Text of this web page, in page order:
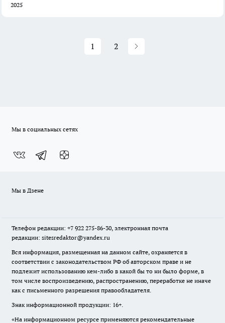
2025
1 2
Мы в социальных сетях
Мы в Дзене
Телефон редакции: +7 922 275-86-30, электронная почта
редакции: sitesredaktor@yandex.ru
Вся информация, размещенная на данном сайте, охраняется в
соответствии с законодательством РФ об авторском праве и не
подлежит использованию кем-либо в какой бы то ни было форме, в
том числе воспроизведению, распространению, переработке не иначе
как с письменного разрешения правообладателя.
Знак информационной продукции: 16+.
«На информационном ресурсе применяются рекомендательные